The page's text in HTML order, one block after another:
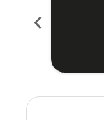
chevron_left